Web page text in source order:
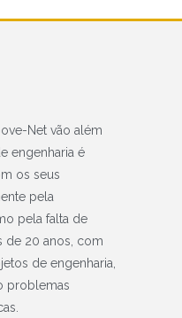
Net vão além
engenharia é
os seus
pela
pela falta de
de 20 anos, com
de engenharia,
problemas